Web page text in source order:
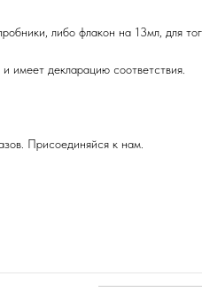
либо флакон на 13мл, для
имеет декларацию соответствия.
Присоединяйся к нам.